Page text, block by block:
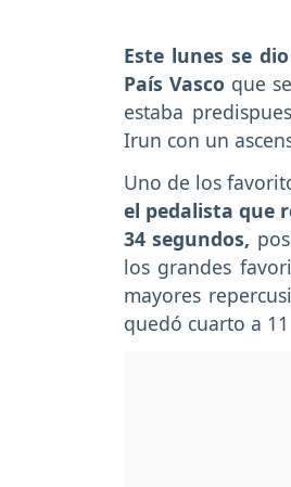
Este lunes se
País Vasco que
estaba
Irun con un
Uno de los
el pedalista que
34 segundos,
los grandes
mayores
quedó cuarto a